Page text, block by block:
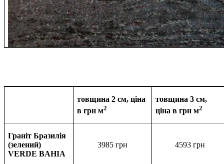
товщина 2 см, ціна
в грн м2
товщина 3 см,
ціна в грн м2
Граніт Бразилія
(зелений)
VERDE BAHIA
3985 грн 4593 грн